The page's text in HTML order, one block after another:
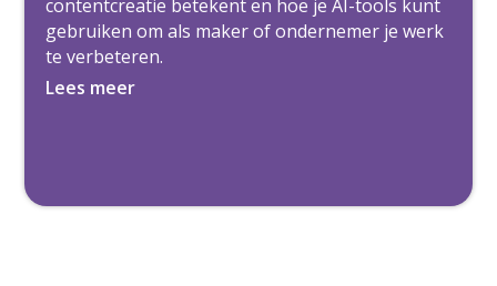
contentcreatie betekent en hoe je AI-tools kunt
gebruiken om als maker of ondernemer je werk
te verbeteren.
Lees meer